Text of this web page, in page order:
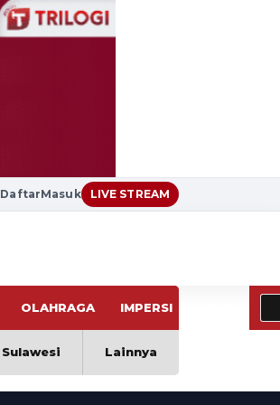
DaftarMasuk LIVE STREAM
OLAHRAGA IMPERSI
Sulawesi Lainnya